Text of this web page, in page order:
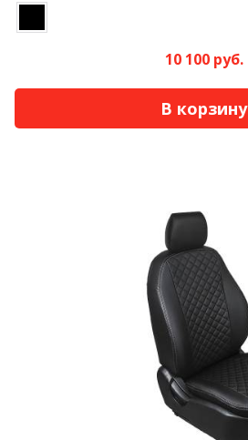
10 100 руб.
В корзину